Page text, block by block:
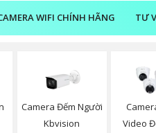
WIFI CHÍNH HÃNG TƯ
Camera Đếm Người
Kbvision
Video